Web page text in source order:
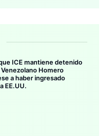
ICE mantiene detenido
Homero
a haber ingresado
EE.UU.